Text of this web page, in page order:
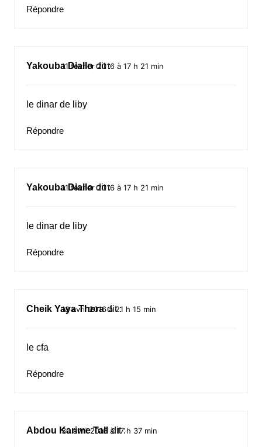
Répondre
Yakouba Diallo dit :
11 février 2016 à 17 h 21 min
le dinar de liby
Répondre
Yakouba Diallo dit :
11 février 2016 à 17 h 21 min
le dinar de liby
Répondre
Cheik Yaya Thera dit :
18 avril 2016 à 21 h 15 min
le cfa
Répondre
Abdou Karime Tall dit :
30 avril 2016 à 17 h 37 min